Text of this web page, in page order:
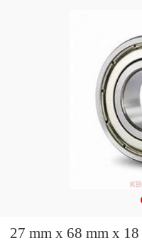
27 mm x 68 mm x 18 mm KBC 63/